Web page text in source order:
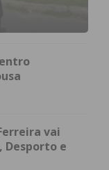
vai
Desporto e